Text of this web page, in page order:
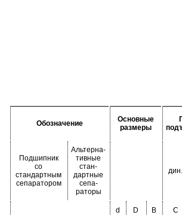
Обозначение
Основные
размеры
Подшипник
со
стандартным
сепаратором
Альтерна-
тивные
стан-
дартные
сепа-
раторы
дин.
d D B C